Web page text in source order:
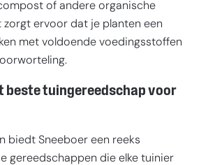
of andere organische
zorgt ervoor dat je planten een
met voldoende voedingsstoffen
beste tuingereedschap voor
biedt Sneeboer een reeks
gereedschappen die elke tuinier